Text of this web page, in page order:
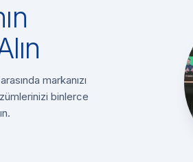
markanızı
binlerce